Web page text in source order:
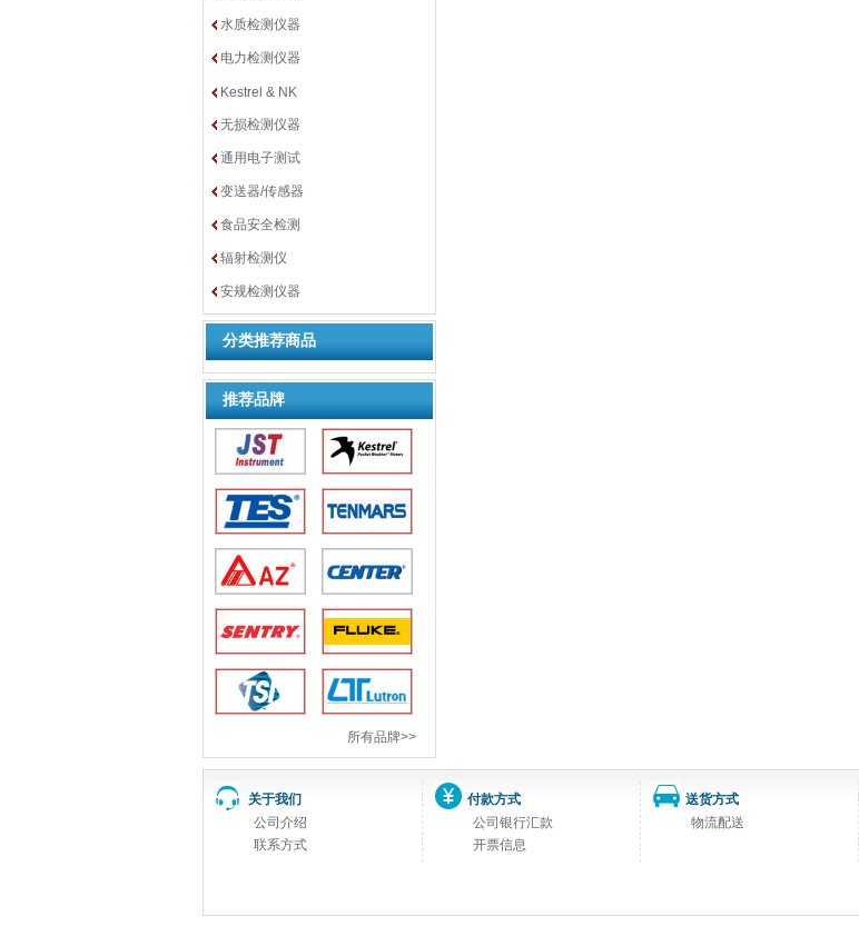
水质检测仪器
电力检测仪器
Kestrel & NK
无损检测仪器
通用电子测试
变送器/传感器
食品安全检测
辐射检测仪
安规检测仪器
分类推荐商品
推荐品牌
所有品牌>>
关于我们
公司介绍
联系方式
付款方式
公司银行汇款
开票信息
送货方式
物流配送